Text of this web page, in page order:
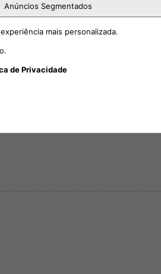
Anúncios Segmentados
mais personalizada.
de Privacidade